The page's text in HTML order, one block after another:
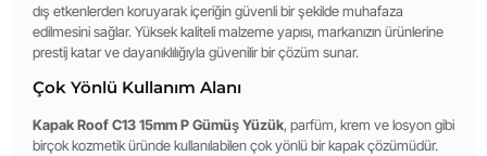
dış etkenlerden koruyarak içeriğin güvenli bir şekilde muhafaza
edilmesini sağlar. Yüksek kaliteli malzeme yapısı, markanızın ürünlerine
prestij katar ve dayanıklılığıyla güvenilir bir çözüm sunar.
Çok Yönlü Kullanım Alanı
Kapak Roof C13 15mm P Gümüş Yüzük, parfüm, krem ve losyon gibi
birçok kozmetik üründe kullanılabilen çok yönlü bir kapak çözümüdür.